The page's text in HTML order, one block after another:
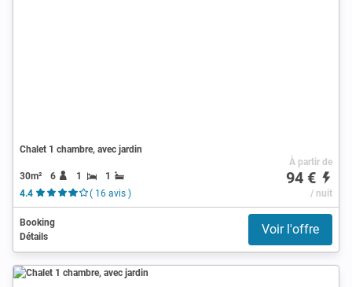
Chalet 1 chambre, avec jardin
30m² 6 1
1
4.4
( 16 avis )
À partir de
94 €
/ nuit
Booking
Détails
Voir l'offre